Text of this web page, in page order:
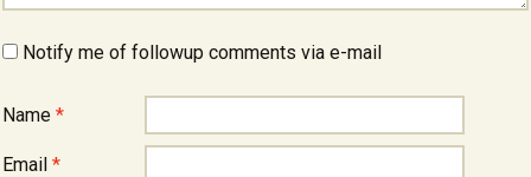
Notify me of followup comments via e-mail
Name *
Email *